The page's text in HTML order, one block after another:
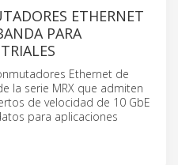
ETHERNET
PARA
Ethernet de
la serie MRX que admiten
de velocidad de 10 GbE
para aplicaciones